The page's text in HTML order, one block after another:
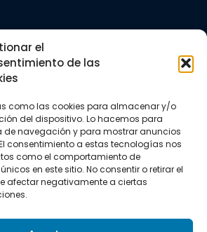
el
de las
como las cookies para almacenar y/o
del dispositivo. Lo hacemos para
de navegación y para mostrar anuncios
consentimiento a estas tecnologías nos
como el comportamiento de
en este sitio. No consentir o retirar el
afectar negativamente a ciertas
177